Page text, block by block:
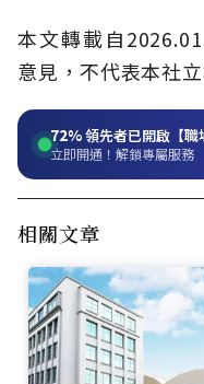
本文轉載自
意見，不代表本社立
72%領先者已開啟【職
立即開通！解鎖專屬服務
相關文章